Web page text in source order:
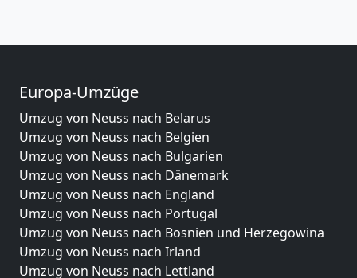
Europa-Umzüge
Umzug von Neuss nach Belarus
Umzug von Neuss nach Belgien
Umzug von Neuss nach Bulgarien
Umzug von Neuss nach Dänemark
Umzug von Neuss nach England
Umzug von Neuss nach Portugal
Umzug von Neuss nach Bosnien und Herzegowina
Umzug von Neuss nach Irland
Umzug von Neuss nach Lettland